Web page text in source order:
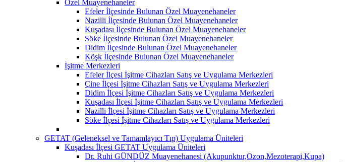
Özel Muayenehaneler
Efeler İlçesinde Bulunan Özel Muayenehaneler
Nazilli İlçesinde Bulunan Özel Muayenehaneler
Kuşadası İlçesinde Bulunan Özel Muayenehaneler
Söke İlçesinde Bulunan Özel Muayenehaneler
Didim İlçesinde Bulunan Özel Muayenehaneler
Köşk İlçesinde Bulunan Özel Muayenehaneler
İşitme Merkezleri
Efeler İlçesi İşitme Cihazları Satış ve Uygulama Merkezleri
Çine İlçesi İşitme Cihazları Satış ve Uygulama Merkezleri
Didim İlçesi İşitme Cihazları Satış ve Uygulama Merkezleri
Kuşadası İlçesi İşitme Cihazları Satış ve Uygulama Merkezleri
Nazilli İlçesi İşitme Cihazları Satış ve Uygulama Merkezleri
Söke İlçesi İşitme Cihazları Satış ve Uygulama Merkezleri
GETAT (Geleneksel ve Tamamlayıcı Tıp) Uygulama Üniteleri
Kuşadası İlçesi GETAT Uygulama Üniteleri
Dr. Ruhi GÜNDÜZ Muayenehanesi (Akupunktur,Ozon,Mezoterapi,Kupa)